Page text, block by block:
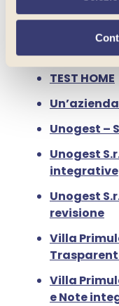
altri strumenti di
Termini
TEST HOME
Unogest –
Unogest
integrative
Unogest
revisione
Villa
Villa
e Note